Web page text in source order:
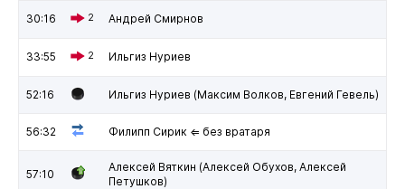
30:16 2 Андрей Смирнов
33:55 2 Ильгиз Нуриев
52:16 Ильгиз Нуриев (Максим Волков, Евгений Гевель)
56:32 Филипп Сирик ⇐ без вратаря
57:10
Алексей Вяткин (Алексей Обухов, Алексей
Петушков)